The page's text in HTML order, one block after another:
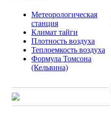
Метеорологическая
станция
Климат тайги
Плотность воздуха
Теплоемкость воздуха
Формула Томсона
(Кельвина)